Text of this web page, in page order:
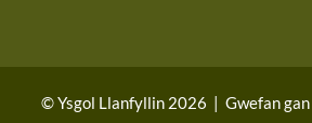
© Ysgol Llanfyllin 2026 | Gwefan gan